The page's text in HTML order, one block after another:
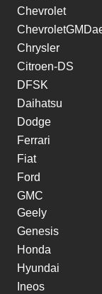
Chevrolet
Chrysler
Citroen-DS
DFSK
Daihatsu
Dodge
Ferrari
Fiat
Ford
GMC
Geely
Genesis
Honda
Hyundai
Ineos